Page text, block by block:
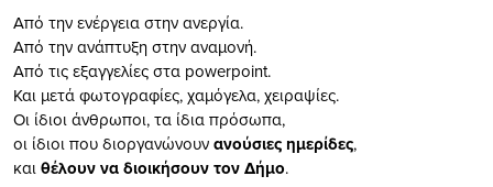
Από την ενέργεια στην ανεργία.
Από την ανάπτυξη στην αναμονή.
Από τις εξαγγελίες στα powerpoint.
Και μετά φωτογραφίες, χαμόγελα, χειραψίες.
Οι ίδιοι άνθρωποι, τα ίδια πρόσωπα,
οι ίδιοι που διοργανώνουνανούσιες ημερίδες,
καιθέλουν να διοικήσουν τον Δήμο.